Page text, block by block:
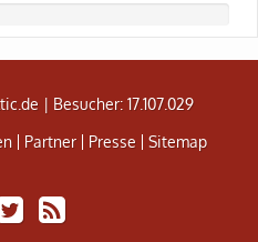
| Besucher: 17.107.029
Partner Presse
Sitemap
TweetAdiceltic
RSS